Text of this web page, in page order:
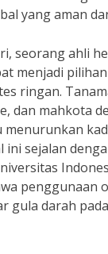
yang aman
seorang ahli
menjadi
ringan.
dan mahkota
menurunkan
ini sejalan
penggunaan
gula darah